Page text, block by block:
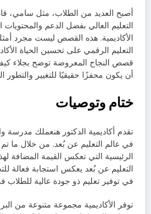
أصبح العديد من الطلاب، مثل سامي،
التعليم العالي بفضل الدعم والمحتويات
الأكاديمية. هذه القصص ليست مجرد
التعليم الرقمي على تحسين الحياة
قصص النجاح المعروضة توضح بجلاء كيف
أن يكون محفزًا حقيقيًا للتغيير
ختام وتوصيات
تقدم أكاديمية الدكتور هنعملك مدرسة
في عالم التعليم عن بُعد. من خلال ما
الرئيسية التي تعكس القيمة المضافة
التعليم عن بُعد يعكس استجابة فعالة
في توفير تعليم ذو جودة عالية للطلاب
توفر الأكاديمية مجموعة متنوعة من